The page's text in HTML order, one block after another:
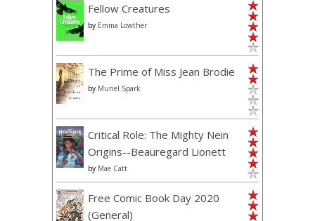
Fellow Creatures
by Emma Lowther
The Prime of Miss Jean Brodie
by Muriel Spark
Critical Role: The Mighty Nein
Origins--Beauregard Lionett
by Mae Catt
Free Comic Book Day 2020
(General)